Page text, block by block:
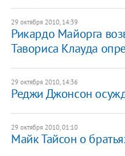
29 октября 2010, 14:39
Рикардо Майорга
Тавориса Клауда
29 октября 2010, 14:36
Реджи Джонсон
29 октября 2010, 01:10
Майк Тайсон о